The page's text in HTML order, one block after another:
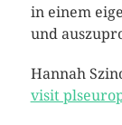
in einem
und
Hannah
visit